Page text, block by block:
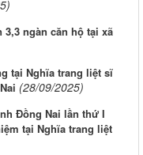
ngàn căn hộ tại xã
tại Nghĩa trang liệt sĩ
(28/09/2025)
Đồng Nai lần thứ I
tại Nghĩa trang liệt